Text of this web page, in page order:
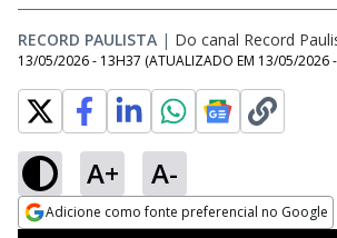
RECORD PAULISTA | Do canal Record
13/05/2026 - 13H37 (ATUALIZADO EM 13/05/2026
A+ A-
Adicione como fonte preferencial no Google